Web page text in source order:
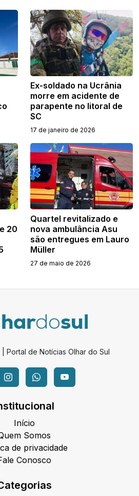
Ex-soldado na Ucrânia
morre em acidente de
parapente no litoral de
SC
17 de janeiro de 2026
20
Quartel revitalizado e
nova ambulância Asu
são entregues em Lauro
Müller
27 de maio de 2026
Portal de Notícias Olhar do Sul
Início
Somos
de privacidade
Conosco